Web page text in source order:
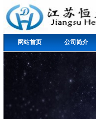
网站首页 公司简介